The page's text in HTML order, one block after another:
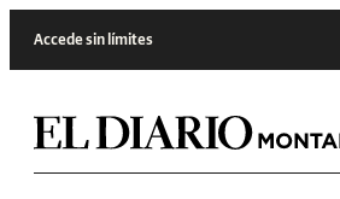
Accede sin límites